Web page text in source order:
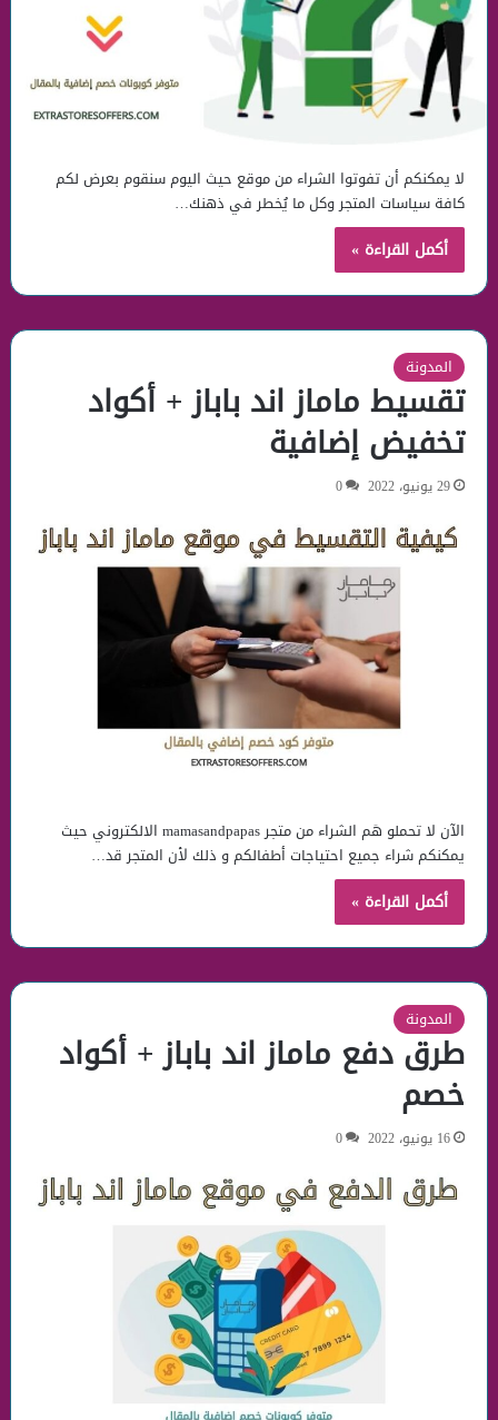
لا يمكنكم أن تفوتوا الشراء من موقع حيث اليوم سنقوم بعرض لكم
كافة سياسات المتجر وكل ما يُخطر في ذهنك…
أكمل القراءة »
المدونة
تقسيط ماماز اند باباز + أكواد
تخفيض إضافية
29 يونيو، 2022 0
الآن لا تحملو هَم الشراء من متجر mamasandpapas الالكتروني حيث
يمكنكم شراء جميع احتياجات أطفالكم و ذلك لأن المتجر قد…
أكمل القراءة »
المدونة
طرق دفع ماماز اند باباز + أكواد
خصم
16 يونيو، 2022 0